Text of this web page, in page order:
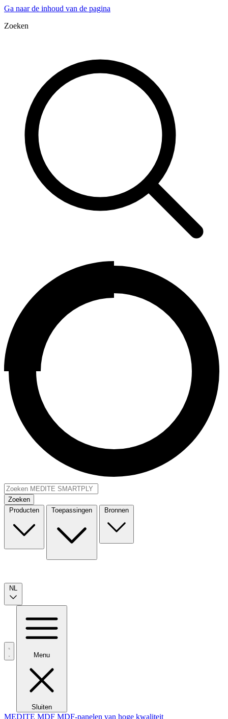
Ga naar de inhoud van de pagina
Zoeken
Zoeken
Producten
Toepassingen Bronnen
NL
Menu
Sluiten
MEDITE MDF MDF-panelen van hoge kwaliteit